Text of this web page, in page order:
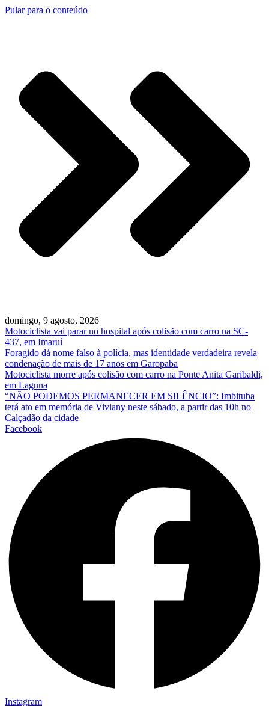
Pular para o conteúdo
domingo, 9 agosto, 2026
Motociclista vai parar no hospital após colisão com carro na SC-
437, em Imaruí
Foragido dá nome falso à polícia, mas identidade verdadeira revela
condenação de mais de 17 anos em Garopaba
Motociclista morre após colisão com carro na Ponte Anita Garibaldi,
em Laguna
“NÃO PODEMOS PERMANECER EM SILÊNCIO”: Imbituba
terá ato em memória de Viviany neste sábado, a partir das 10h no
Calçadão da cidade
Facebook
Instagram